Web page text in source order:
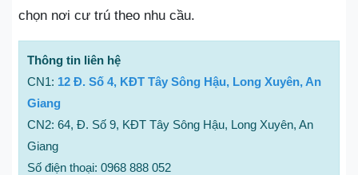
chọn nơi cư trú theo nhu cầu.
Thông tin liên hệ
CN1: 12 Đ. Số 4, KĐT Tây Sông Hậu, Long Xuyên, An
Giang
CN2: 64, Đ. Số 9, KĐT Tây Sông Hậu, Long Xuyên, An
Giang
Số điện thoại: 0968 888 052